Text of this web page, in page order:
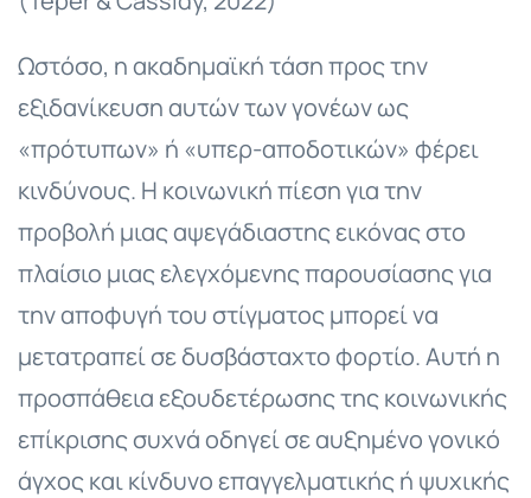
Ωστόσο, η ακαδημαϊκή τάση προς την
εξιδανίκευση αυτών των γονέων ως
«πρότυπων» ή «υπερ-αποδοτικών» φέρει
κινδύνους. Η κοινωνική πίεση για την
προβολή μιας αψεγάδιαστης εικόνας στο
πλαίσιο μιας ελεγχόμενης παρουσίασης για
την αποφυγή του στίγματος μπορεί να
μετατραπεί σε δυσβάσταχτο φορτίο. Αυτή η
προσπάθεια εξουδετέρωσης της κοινωνικής
επίκρισης συχνά οδηγεί σε αυξημένο γονικό
άγχος και κίνδυνο επαγγελματικής ή ψυχικής